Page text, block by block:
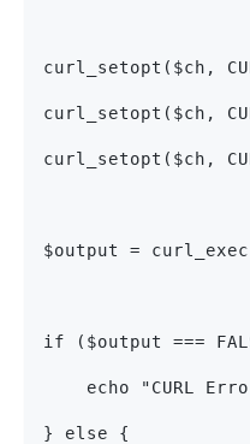
curl_setopt($ch,
curl_setopt($ch,
curl_setopt($ch,
$output =
if ($output ===
echo "CURL
} else {